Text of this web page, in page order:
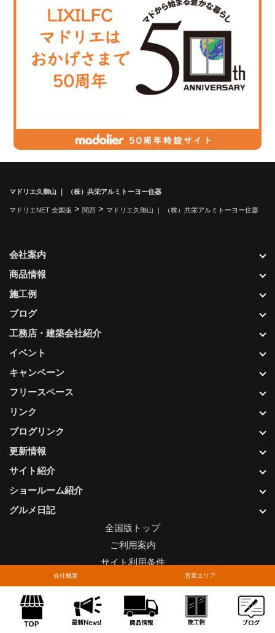
会社概要 営業エリア
マドリエ久御山 ｜ （株）共栄アルミトーヨー住器
マドリエNET 全国版 > 関西 > マドリエ久御山 ｜ （株）共栄アルミトーヨー住器
更新情報
サイト紹介
ショールーム紹介
グルメ日記
会社案内
商品情報
施工例
ブログ
工務店・建築会社紹介
イベント
キャンペーン
フリースペース
リンク
ブログリンク
全国版トップ
ご利用案内
サイト利用条件
関連リンク
お問い合わせについて